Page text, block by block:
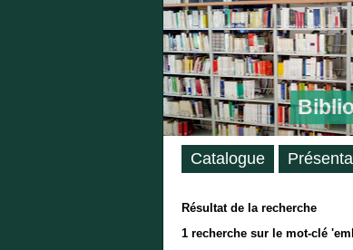
Résultat de la recherche
1recherche sur le mot-clé
Catalogue